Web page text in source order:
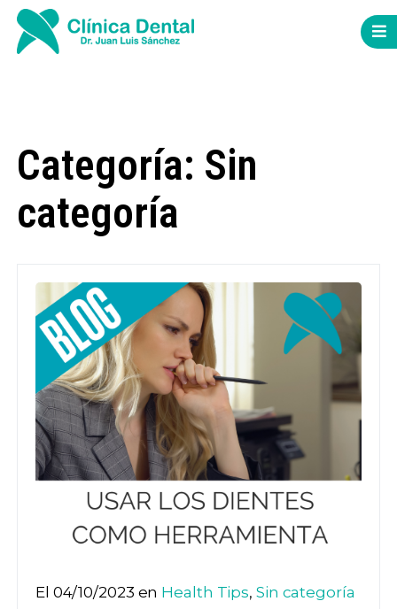
Categoría: Sin
categoría
El 04/10/2023 en Health Tips, Sin categoría